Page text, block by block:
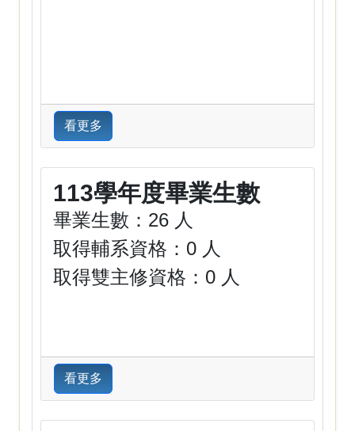
看更多
113學年度畢業生數
畢業生數：26 人
取得輔系資格：0 人
取得雙主修資格：0 人
看更多